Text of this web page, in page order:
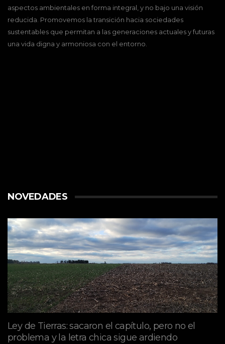
aspectos ambientales en forma integral, y no bajo una visión
reducida. Promovemos la transición hacia sociedades
sustentables que permitan a las generaciones actuales y futuras
una vida digna y armoniosa con el entorno.
NOVEDADES
Ley de Tierras: sacaron el capítulo, pero no el
problema y la letra chica sigue ardiendo